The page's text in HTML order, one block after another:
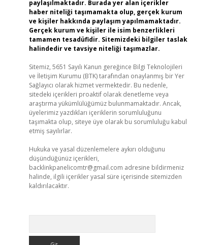
paylaşılmaktadır. Burada yer alan içerikler
haber niteliği taşımamakta olup, gerçek kurum
ve kişiler hakkında paylaşım yapılmamaktadır.
Gerçek kurum ve kişiler ile isim benzerlikleri
tamamen tesadüfidir. Sitemizdeki bilgiler taslak
halindedir ve tavsiye niteliği taşımazlar.
Sitemiz, 5651 Sayılı Kanun gereğince Bilgi Teknolojileri
ve İletişim Kurumu (BTK) tarafından onaylanmış bir Yer
Sağlayıcı olarak hizmet vermektedir. Bu nedenle,
sitedeki içerikleri proaktif olarak denetleme veya
araştırma yükümlülüğümüz bulunmamaktadır. Ancak,
üyelerimiz yazdıkları içeriklerin sorumluluğunu
taşımakta olup, siteye üye olarak bu sorumluluğu kabul
etmiş sayılırlar.
Hukuka ve yasal düzenlemelere aykırı olduğunu
düşündüğünüz içerikleri,
backlinkpanelicomtr@gmail.com adresine bildirmeniz
halinde, ilgili içerikler yasal süre içerisinde sitemizden
kaldırılacaktır.